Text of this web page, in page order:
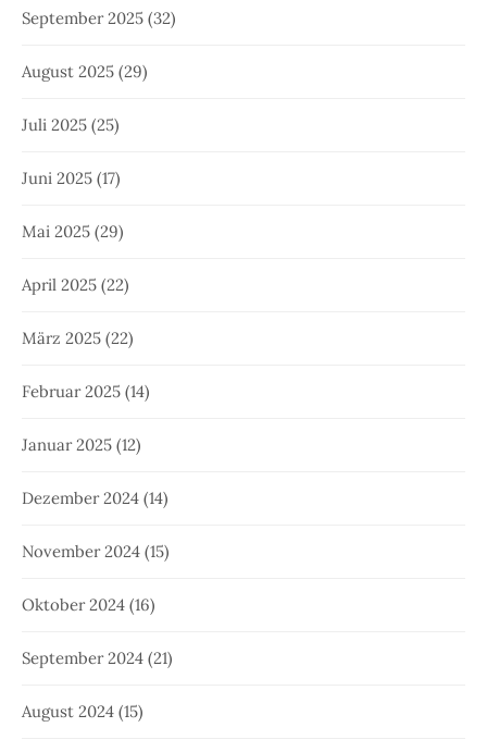
September 2025 (32)
August 2025 (29)
Juli 2025 (25)
Juni 2025 (17)
Mai 2025 (29)
April 2025 (22)
März 2025 (22)
Februar 2025 (14)
Januar 2025 (12)
Dezember 2024 (14)
November 2024 (15)
Oktober 2024 (16)
September 2024 (21)
August 2024 (15)